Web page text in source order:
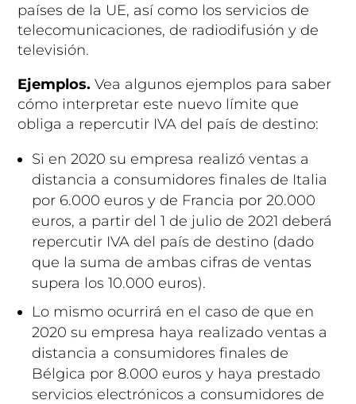
países de la UE, así como los servicios de
telecomunicaciones, de radiodifusión y de
televisión.
Ejemplos. Vea algunos ejemplos para saber
cómo interpretar este nuevo límite que
obliga a repercutir IVA del país de destino:
Si en 2020 su empresa realizó ventas a
distancia a consumidores finales de Italia
por 6.000 euros y de Francia por 20.000
euros, a partir del 1 de julio de 2021 deberá
repercutir IVA del país de destino (dado
que la suma de ambas cifras de ventas
supera los 10.000 euros).
Lo mismo ocurrirá en el caso de que en
2020 su empresa haya realizado ventas a
distancia a consumidores finales de
Bélgica por 8.000 euros y haya prestado
servicios electrónicos a consumidores de